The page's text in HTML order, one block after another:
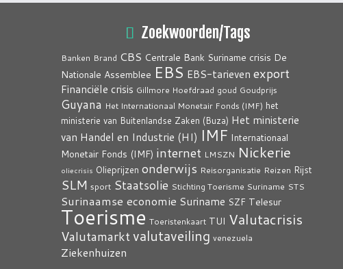
Zoekwoorden/Tags
Banken Brand CBS Centrale Bank Suriname crisis De
Nationale Assemblee EBS EBS-tarieven export
Financiële crisis Gillmore Hoefdraad goud Goudprijs
Guyana Het Internationaal Monetair Fonds (IMF) het
ministerie van Buitenlandse Zaken (Buza) Het ministerie
van Handel en Industrie (HI) IMF Internationaal
Monetair Fonds (IMF) internet LMSZN Nickerie
oliecrisis Olieprijzen onderwijs Reisorganisatie Reizen Rijst
SLM sport Staatsolie Stichting Toerisme Suriname STS
Surinaamse economie Suriname SZF Telesur
Toerisme Toeristenkaart TUI Valutacrisis
Valutamarktvalutaveiling venezuela
Ziekenhuizen